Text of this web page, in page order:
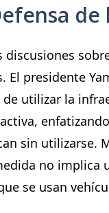
de
El presidente
utilizar la
sin utilizarse.
no
se usan